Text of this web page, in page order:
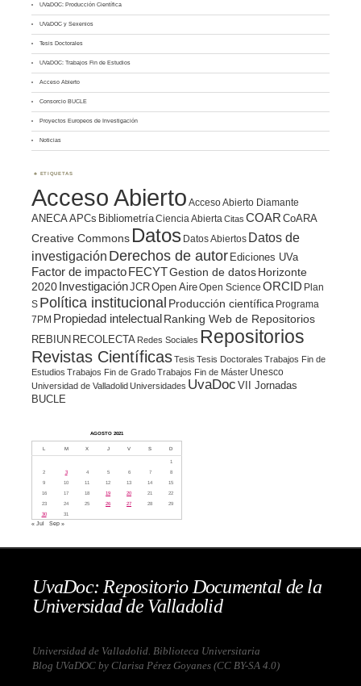
UVaDOC: Producción Científica
UVaDOC y Sexenios
Tesis Doctorales
UVaDOC: Trabajos Fin de Estudios
Acceso Abierto
Consorcio BUCLE
Proyectos Europeos de Investigación
Noticias
ETIQUETAS
Acceso Abierto Acceso Abierto Diamante
ANECAAPCs BibliometríaCiencia Abierta Citas COAR CoARA
Creative Commons Datos Datos Abiertos Datos de
investigación Derechos de autor Ediciones UVa
Factor de impacto FECYTGestion de datosHorizonte
2020 InvestigaciónJCROpen AireOpen Science ORCID Plan
S Política institucional Producción científica Programa
7PM Propiedad intelectualRanking Web de Repositorios
REBIUN RECOLECTA Redes Sociales Repositorios
Revistas CientíficasTesis Tesis Doctorales Trabajos Fin de
Estudios Trabajos Fin de GradoTrabajos Fin de Máster Unesco
Universidad de ValladolidUniversidades UvaDoc VII Jornadas
BUCLE
AGOSTO 2021
L M X J V S D
1
2
3 4 5 6 7
8
9
10 11 12 13 14
15
16
17 18 19 20 21
22
23
24 25 26 27 28
29
30
31
« Jul Sep »
UvaDoc: Repositorio Documental de la
Universidad de Valladolid
Universidad de Valladolid. Biblioteca Universitaria
Blog UVaDOC by Clarisa Pérez Goyanes (CC BY-SA 4.0)